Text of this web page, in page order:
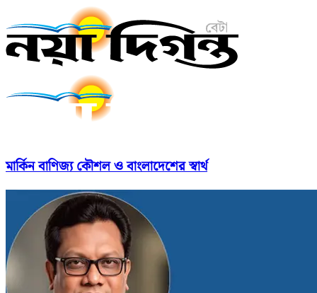
মার্কিন বাণিজ্য কৌশল ও বাংলাদেশের স্বার্থ